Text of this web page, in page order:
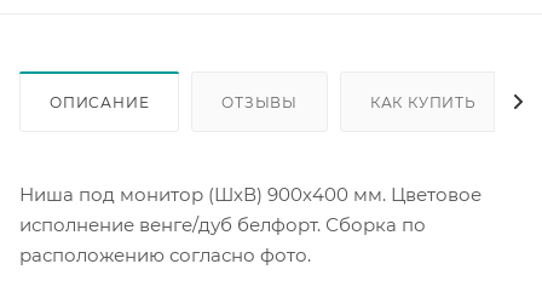
ОПИСАНИЕ ОТЗЫВЫ КАК КУПИТЬ
Ниша под монитор (ШхВ) 900х400 мм. Цветовое
исполнение венге/дуб белфорт. Сборка по
расположению согласно фото.